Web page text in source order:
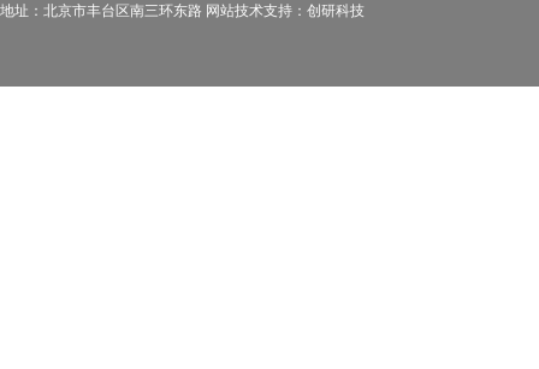
地址：北京市丰台区南三环东路 网站技术支持： 创研科技